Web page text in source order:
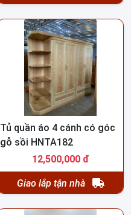
Tủ quần áo 4 cánh có góc
gỗ sồi HNTA182
12,500,000 đ
Giao lắp tận nhà